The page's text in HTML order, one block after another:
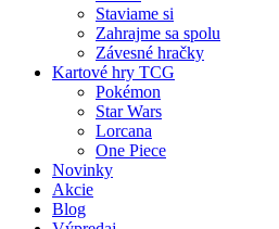
Staviame si
Zahrajme sa spolu
Závesné hračky
Kartové hry TCG
Pokémon
Star Wars
Lorcana
One Piece
Novinky
Akcie
Blog